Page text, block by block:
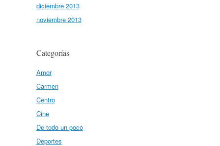
diciembre 2013
noviembre 2013
Categorías
Amor
Carmen
Centro
Cine
De todo un poco
Deportes